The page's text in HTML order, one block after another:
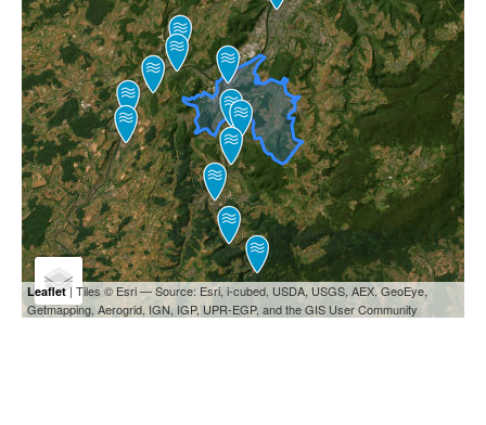
Leaflet| Tiles © Esri — Source: Esri, i-cubed, USDA, USGS, AEX, GeoEye,
Getmapping, Aerogrid, IGN, IGP, UPR-EGP, and the GIS User Community